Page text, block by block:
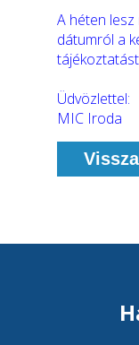
A héten lesz
dátumról a
Üdvözlettel:
MIC Iroda
Vissza